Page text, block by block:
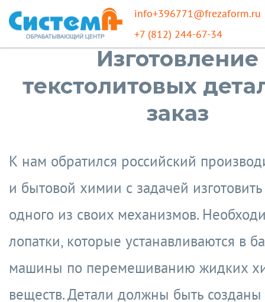
info+396771@frezaform.ru
+7 (812) 244-67-34
Изготовление
текстолитовых
заказ
К нам обратился российский
и бытовой химии с задачей
одного из своих механизмов.
лопатки, которые устанавливаются в
машины по перемешиванию жидких
веществ. Детали должны быть